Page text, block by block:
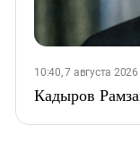
10:40, 7 августа 2026
Кадыров